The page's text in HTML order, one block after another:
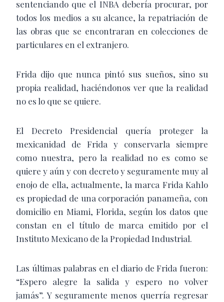
sentenciando que el INBA debería procurar, por
todos los medios a su alcance, la repatriación de
las obras que se encontraran en colecciones de
particulares en el extranjero.
Frida dijo que nunca pintó sus sueños, sino su
propia realidad, haciéndonos ver que la realidad
no es lo que se quiere.
El Decreto Presidencial quería proteger la
mexicanidad de Frida y conservarla siempre
como nuestra, pero la realidad no es como se
quiere y aún y con decreto y seguramente muy al
enojo de ella, actualmente, la marca Frida Kahlo
es propiedad de una corporación panameña, con
domicilio en Miami, Florida, según los datos que
constan en el título de marca emitido por el
Instituto Mexicano de la Propiedad Industrial.
Las últimas palabras en el diario de Frida fueron:
“Espero alegre la salida y espero no volver
jamás”. Y seguramente menos querría regresar